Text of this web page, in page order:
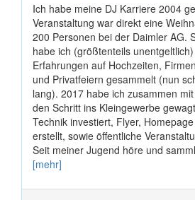
Ich habe meine DJ Karriere 2004
Veranstaltung war direkt eine
200 Personen bei der Daimler AG.
habe ich (größtenteils
Erfahrungen auf Hochzeiten,
und Privatfeiern gesammelt (nun
lang). 2017 habe ich zusammen
den Schritt ins Kleingewerbe
Technik investiert, Flyer,
erstellt, sowie öffentliche
Seit meiner Jugend höre und
[mehr]